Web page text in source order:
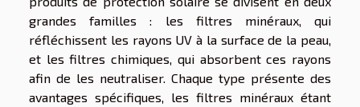
grandes familles : les filtres minéraux, qui
réfléchissent les rayons UV à la surface de la peau,
et les filtres chimiques, qui absorbent ces rayons
afin de les neutraliser. Chaque type présente des
avantages spécifiques, les filtres minéraux étant